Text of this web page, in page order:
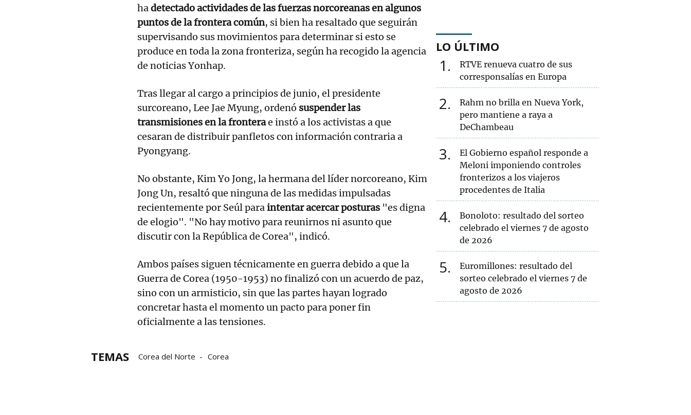
hadetectado actividades de las fuerzas norcoreanas en algunos
puntos de la frontera común, si bien ha resaltado que seguirán
supervisando sus movimientos para determinar si esto se
produce en toda la zona fronteriza, según ha recogido la agencia
de noticias Yonhap.
Tras llegar al cargo a principios de junio, el presidente
surcoreano, Lee Jae Myung, ordenó suspender las
transmisiones en la fronterae instó a los activistas a que
cesaran de distribuir panfletos con información contraria a
Pyongyang.
No obstante, Kim Yo Jong, la hermana del líder norcoreano, Kim
Jong Un, resaltó que ninguna de las medidas impulsadas
recientemente por Seúl paraintentar acercar posturas "es digna
de elogio". "No hay motivo para reunirnos ni asunto que
discutir con la República de Corea", indicó.
Ambos países siguen técnicamente en guerra debido a que la
Guerra de Corea (1950-1953) no finalizó con un acuerdo de paz,
sino con un armisticio, sin que las partes hayan logrado
concretar hasta el momento un pacto para poner fin
oficialmente a las tensiones.
TEMAS Corea del Norte Corea
LO ÚLTIMO
1
RTVE renueva cuatro de sus
corresponsalías en Europa
2
Rahm no brilla en Nueva York,
pero mantiene a raya a
DeChambeau
3
El Gobierno español responde a
Meloni imponiendo controles
fronterizos a los viajeros
procedentes de Italia
4
Bonoloto: resultado del sorteo
celebrado el viernes 7 de agosto
de 2026
5
Euromillones: resultado del
sorteo celebrado el viernes 7 de
agosto de 2026